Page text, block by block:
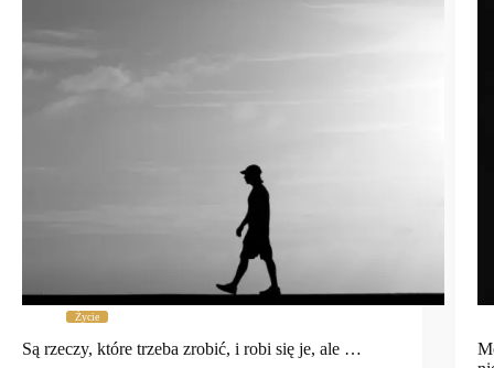
Życie
Są rzeczy, które trzeba zrobić, i robi się je, ale …